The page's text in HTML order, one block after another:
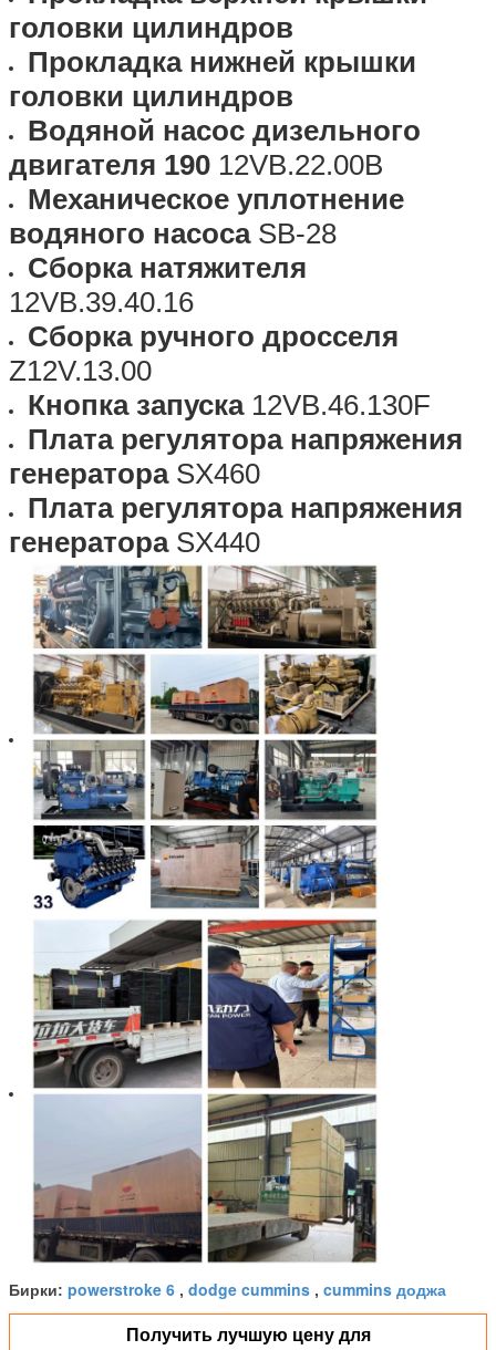
головки цилиндров
Прокладка нижней крышки
головки цилиндров
Водяной насос дизельного
двигателя 190 12VB.22.00B
Механическое уплотнение
водяного насосаSB-28
Сборка натяжителя
12VB.39.40.16
Сборка ручного дросселя
Z12V.13.00
Кнопка запуска12VB.46.130F
Плата регулятора напряжения
генератораSX460
Плата регулятора напряжения
генератораSX440
Бирки: powerstroke 6 , dodge cummins , cummins доджа
Получить лучшую цену для